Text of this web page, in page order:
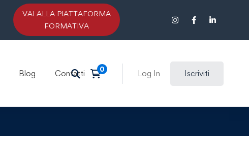
VAI ALLA PIATTAFORMA
FORMATIVA
Blog Contatti Log In Iscriviti